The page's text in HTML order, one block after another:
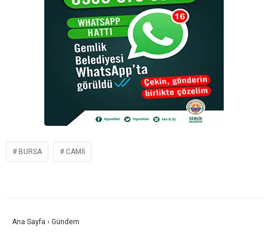
BURSA CAMII
Ana Sayfa › Gündem